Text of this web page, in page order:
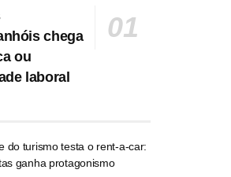
chega
ou
laboral
do turismo testa o rent-a-car:
ganha protagonismo